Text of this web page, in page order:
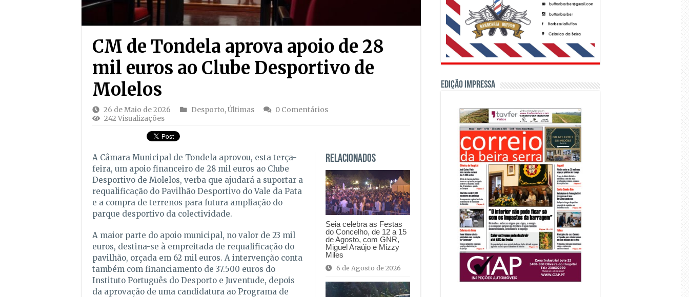
CM de Tondela aprova apoio de 28
mil euros ao Clube Desportivo de
Molelos
26 de Maio de 2026 Desporto,Últimas
0 Comentários
242 Visualizações
Relacionados
Seia celebra as Festas
do Concelho, de 12 a 15
de Agosto, com GNR,
Miguel Araújo e Mizzy
Miles
6 de Agosto de 2026
A Câmara Municipal de Tondela aprovou, esta terça-
feira, um apoio financeiro de 28 mil euros ao Clube
Desportivo de Molelos, verba que ajudará a suportar a
requalificação do Pavilhão Desportivo do Vale da Pata
e a compra de terrenos para futura ampliação do
parque desportivo da colectividade.
A maior parte do apoio municipal, no valor de 23 mil
euros, destina-se à empreitada de requalificação do
pavilhão, orçada em 62 mil euros. A intervenção conta
também com financiamento de 37.500 euros do
Instituto Português do Desporto e Juventude, depois
da aprovação de uma candidatura ao Programa de
Edição Impressa